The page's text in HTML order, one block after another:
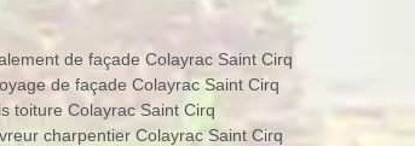
de façade Colayrac Saint Cirq
de façade Colayrac Saint Cirq
toiture Colayrac Saint Cirq
charpentier Colayrac Saint Cirq